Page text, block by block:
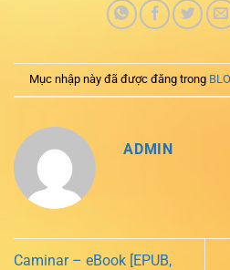
Mục nhập này đã được đăng trong
ADMIN
Caminar – eBook [EPUB,